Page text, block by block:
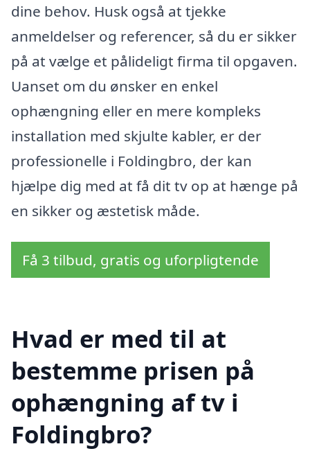
dine behov. Husk også at tjekke
anmeldelser og referencer, så du er sikker
på at vælge et pålideligt firma til opgaven.
Uanset om du ønsker en enkel
ophængning eller en mere kompleks
installation med skjulte kabler, er der
professionelle i Foldingbro, der kan
hjælpe dig med at få dit tv op at hænge på
en sikker og æstetisk måde.
Få 3 tilbud, gratis og uforpligtende
Hvad er med til at
bestemme prisen på
ophængning af tv i
Foldingbro?